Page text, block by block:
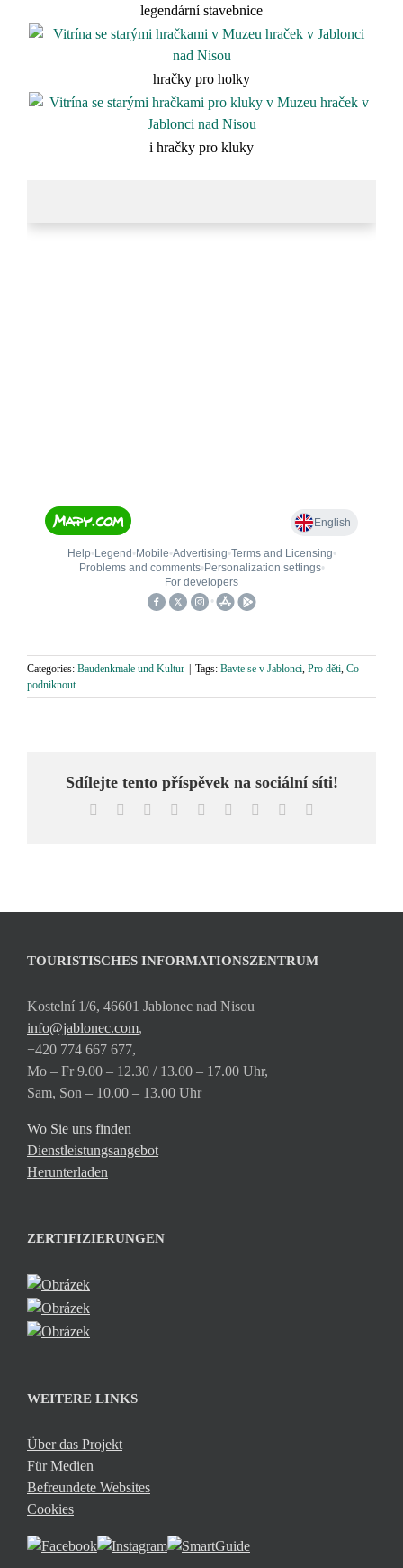
legendární stavebnice
hračky pro holky
i hračky pro kluky
Categories: Baudenkmale und Kultur Tags: Bavte se v Jablonci, Pro děti, Co
podniknout
Sdílejte tento příspěvek na sociální síti!
Facebook Reddit LinkedInWhatsApp
TumblrPinterest
TOURISTISCHES INFORMATIONSZENTRUM
Kostelní 1/6, 46601 Jablonec nad Nisou
info@jablonec.com,
+420 774 667 677,
Mo – Fr 9.00 – 12.30 / 13.00 – 17.00 Uhr,
Sam, Son – 10.00 – 13.00 Uhr
Wo Sie uns finden
Dienstleistungsangebot
Herunterladen
ZERTIFIZIERUNGEN
WEITERE LINKS
Über das Projekt
Für Medien
Befreundete Websites
Cookies